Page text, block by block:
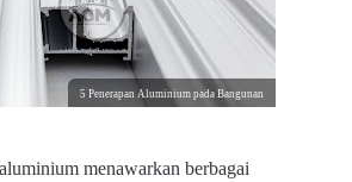
5 Penerapan Aluminium pada Bangunan
menawarkan berbagai